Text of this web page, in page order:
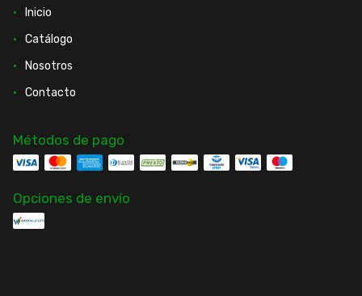
Inicio
Catálogo
Nosotros
Contacto
Métodos de pago
Opciones de envío